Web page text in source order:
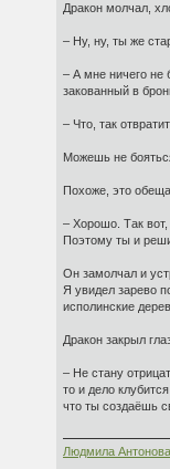
Дракон молчал,
– Ну, ну, ты же
– А мне ничего не
закованный в
– Что, так
Можешь не
Похоже, это
– Хорошо. Так
Поэтому ты и
Он замолчал и
Я увидел зарево
исполинские
Дракон закрыл
– Не стану
то и дело
что ты создаёшь
Людмила Антонова